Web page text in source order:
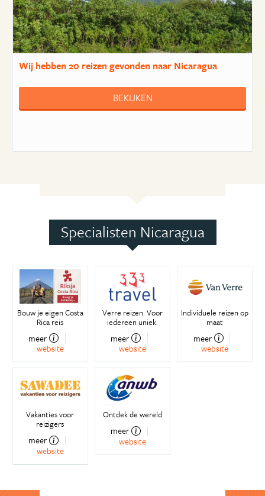
Wij hebben20 reizengevonden naar Nicaragua
BEKIJKEN
Specialisten Nicaragua
Bouw je eigen Costa
Rica reis
meer
website
Verre reizen. Voor
iedereen uniek.
meer
website
Individuele reizen op
maat
meer
website
Vakanties voor
reizigers
meer
website
Ontdek de wereld
meer
website